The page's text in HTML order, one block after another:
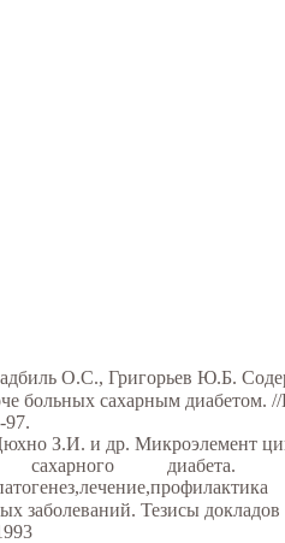
О.С., Григорьев Ю.Б.
больных сахарным диабетом.
97.
З.И. и др. Микроэлемент
сахарного
диабета.
заболеваний. Тезисы